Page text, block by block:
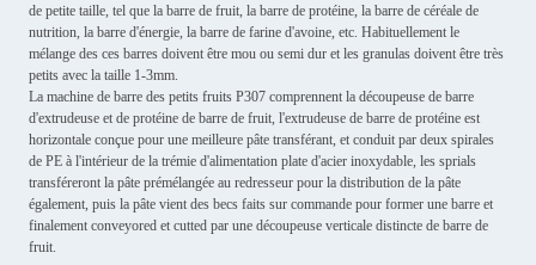
de petite taille, tel que la barre de fruit, la barre de protéine, la barre de céréale de
nutrition, la barre d'énergie, la barre de farine d'avoine, etc. Habituellement le
mélange des ces barres doivent être mou ou semi dur et les granulas doivent être très
petits avec la taille 1-3mm.
La machine de barre des petits fruits P307 comprennent la découpeuse de barre
d'extrudeuse et de protéine de barre de fruit, l'extrudeuse de barre de protéine est
horizontale conçue pour une meilleure pâte transférant, et conduit par deux spirales
de PE à l'intérieur de la trémie d'alimentation plate d'acier inoxydable, les sprials
transféreront la pâte prémélangée au redresseur pour la distribution de la pâte
également, puis la pâte vient des becs faits sur commande pour former une barre et
finalement conveyored et cutted par une découpeuse verticale distincte de barre de
fruit.